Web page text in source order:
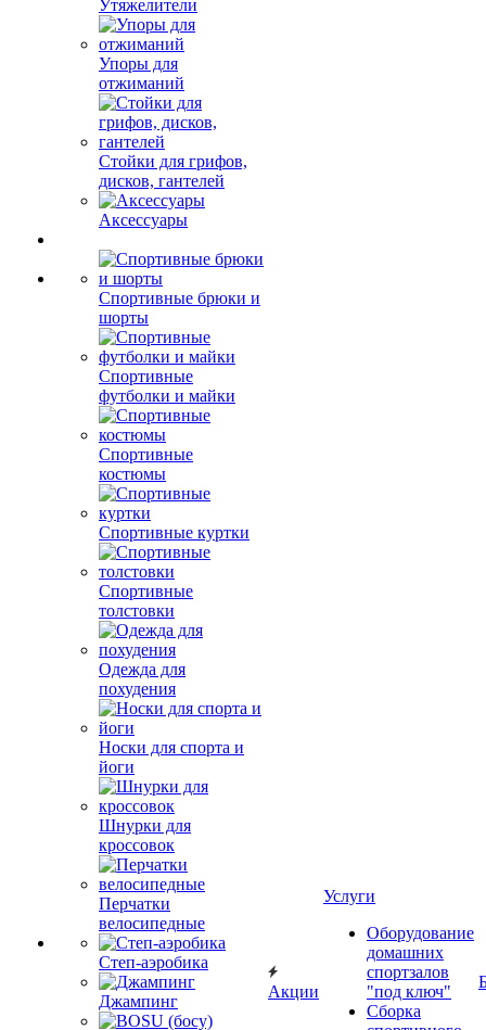
Утяжелители
Упоры для
отжиманий
Стойки для грифов,
дисков, гантелей
Аксессуары
Спортивные брюки и
шорты
Спортивные
футболки и майки
Спортивные
костюмы
Спортивные куртки
Спортивные
толстовки
Одежда для
похудения
Носки для спорта и
йоги
Шнурки для
кроссовок
Перчатки
велосипедные
Степ-аэробика
Джампинг
Акции
Услуги
Оборудование
домашних
спортзалов
"под ключ"
Сборка